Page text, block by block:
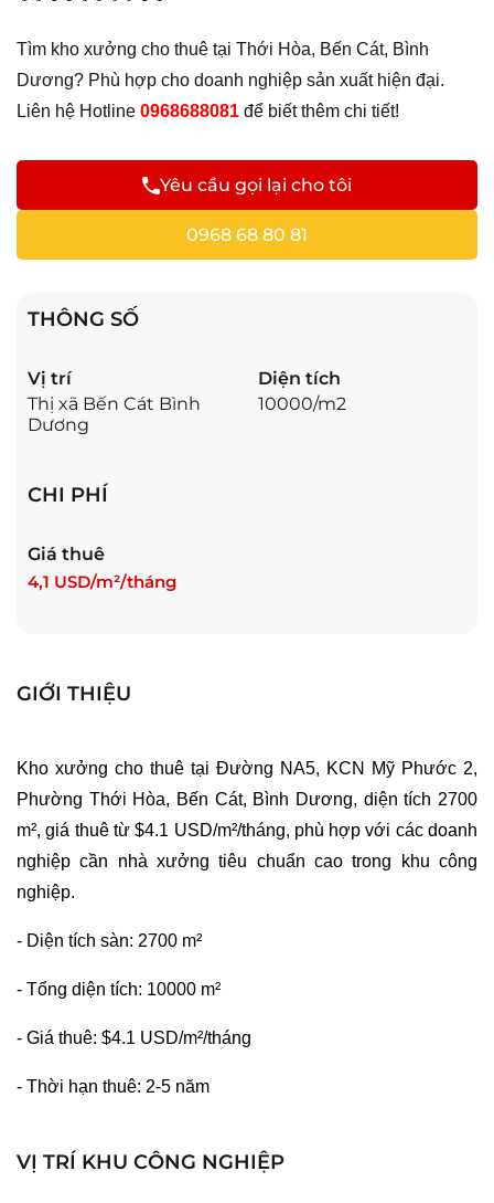
Tìm kho xưởng cho thuê tại Thới Hòa, Bến Cát, Bình
Dương? Phù hợp cho doanh nghiệp sản xuất hiện đại.
Liên hệ Hotline 0968688081 để biết thêm chi tiết!
Yêu cầu gọi lại cho tôi
0968 68 80 81
THÔNG SỐ
Vị trí
Thị xã Bến Cát Bình
Dương
Diện tích
10000/m2
CHI PHÍ
Giá thuê
4,1 USD/m²/tháng
GIỚI THIỆU
Kho xưởng cho thuê tại Đường NA5, KCN Mỹ Phước 2,
Phường Thới Hòa, Bến Cát, Bình Dương, diện tích 2700
m², giá thuê từ $4.1 USD/m²/tháng, phù hợp với các doanh
nghiệp cần nhà xưởng tiêu chuẩn cao trong khu công
nghiệp.
- Diện tích sàn: 2700 m²
- Tổng diện tích: 10000 m²
- Giá thuê: $4.1 USD/m²/tháng
- Thời hạn thuê: 2-5 năm
VỊ TRÍ KHU CÔNG NGHIỆP